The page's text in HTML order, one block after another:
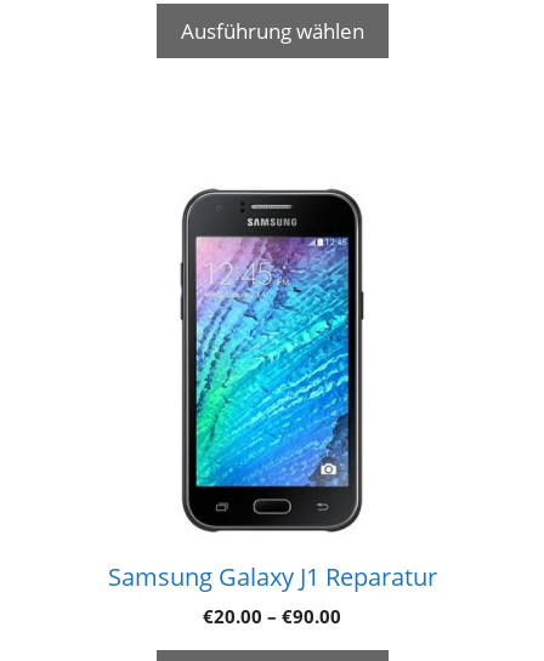
Ausführung wählen
Samsung Galaxy J1 Reparatur
€20.00 – €90.00